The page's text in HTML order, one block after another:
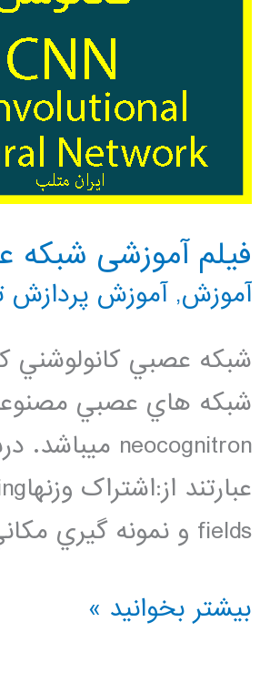
فیلم آموزشی شبکه
آموزش,آموزش پردازش
شبکه هاي عصبي
fields و نمونه گيري مکاني کاهشي spatial down sampling. […]
فیلم
بیشتر بخوانید »